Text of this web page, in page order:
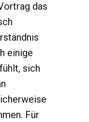
das
einige
sich
Für